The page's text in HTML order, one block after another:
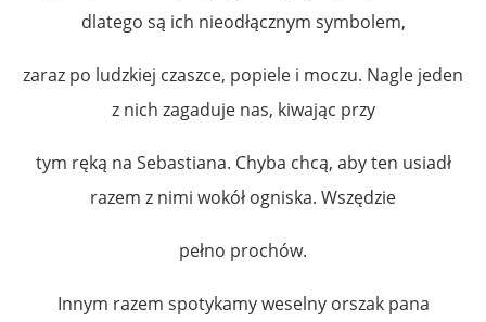
dlatego są ich nieodłącznym symbolem,
zaraz po ludzkiej czaszce, popiele i moczu. Nagle jeden
z nich zagaduje nas, kiwając przy
tym ręką na Sebastiana. Chyba chcą, aby ten usiadł
razem z nimi wokół ogniska. Wszędzie
pełno prochów.
Innym razem spotykamy weselny orszak pana